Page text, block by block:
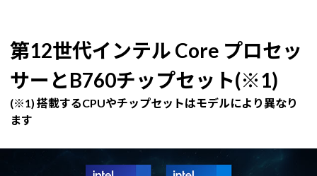
第12世代インテル Core プロセッ
サーとB760チップセット(※1)
(※1) 搭載するCPUやチップセットはモデルにより異なり
ます